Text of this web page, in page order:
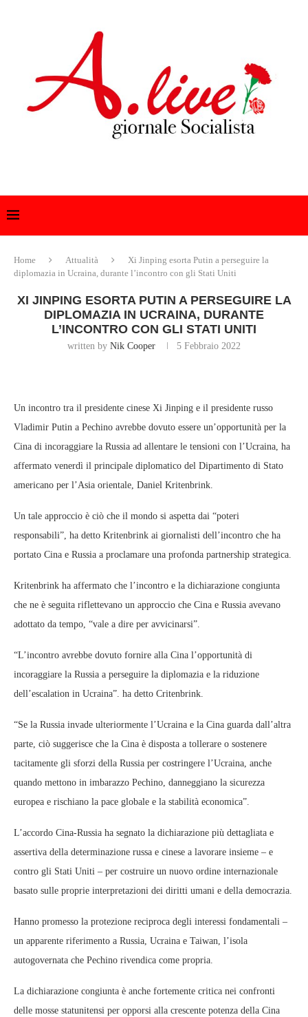
Home Attualità
Xi Jinping esorta Putin a perseguire la
diplomazia in Ucraina, durante l’incontro con gli Stati Uniti
XI JINPING ESORTA PUTIN A PERSEGUIRE LA
DIPLOMAZIA IN UCRAINA, DURANTE
L’INCONTRO CON GLI STATI UNITI
written by Nik Cooper 5 Febbraio 2022
Un incontro tra il presidente cinese Xi Jinping e il presidente russo
Vladimir Putin a Pechino avrebbe dovuto essere un’opportunità per la
Cina di incoraggiare la Russia ad allentare le tensioni con l’Ucraina, ha
affermato venerdì il principale diplomatico del Dipartimento di Stato
americano per l’Asia orientale, Daniel Kritenbrink.
Un tale approccio è ciò che il mondo si aspetta dai “poteri
responsabili”, ha detto Kritenbrink ai giornalisti dell’incontro che ha
portato Cina e Russia a proclamare una profonda partnership strategica.
Kritenbrink ha affermato che l’incontro e la dichiarazione congiunta
che ne è seguita riflettevano un approccio che Cina e Russia avevano
adottato da tempo, “vale a dire per avvicinarsi”.
“L’incontro avrebbe dovuto fornire alla Cina l’opportunità di
incoraggiare la Russia a perseguire la diplomazia e la riduzione
dell’escalation in Ucraina”. ha detto Critenbrink.
“Se la Russia invade ulteriormente l’Ucraina e la Cina guarda dall’altra
parte, ciò suggerisce che la Cina è disposta a tollerare o sostenere
tacitamente gli sforzi della Russia per costringere l’Ucraina, anche
quando mettono in imbarazzo Pechino, danneggiano la sicurezza
europea e rischiano la pace globale e la stabilità economica”.
L’accordo Cina-Russia ha segnato la dichiarazione più dettagliata e
assertiva della determinazione russa e cinese a lavorare insieme – e
contro gli Stati Uniti – per costruire un nuovo ordine internazionale
basato sulle proprie interpretazioni dei diritti umani e della democrazia.
Hanno promesso la protezione reciproca degli interessi fondamentali –
un apparente riferimento a Russia, Ucraina e Taiwan, l’isola
autogovernata che Pechino rivendica come propria.
La dichiarazione congiunta è anche fortemente critica nei confronti
delle mosse statunitensi per opporsi alla crescente potenza della Cina